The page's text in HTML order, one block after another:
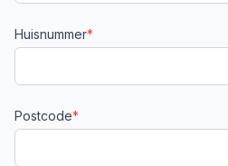
Huisnummer*
Postcode*